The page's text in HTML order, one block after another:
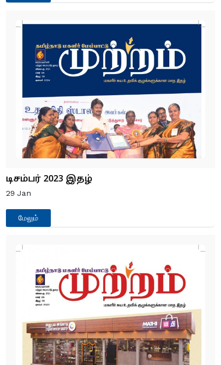
டிசம்பர் 2023 இதழ்
29 Jan
மேலும்